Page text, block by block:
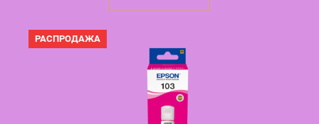
8,25 €.
РАСПРОДАЖАПРОДАВАЕМЫЙ
ТОВАР